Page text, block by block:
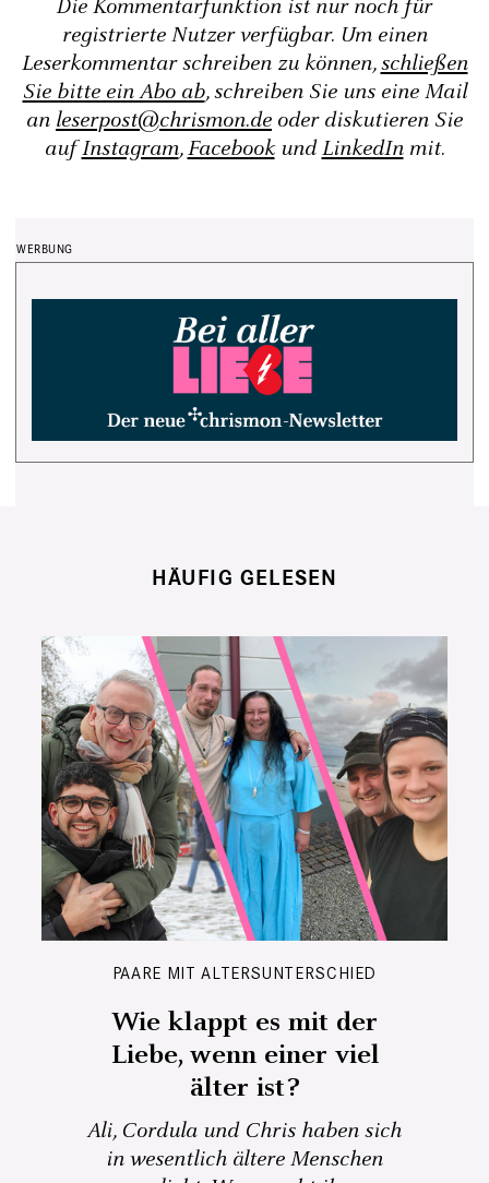
Die Kommentarfunktion ist nur noch für
registrierte Nutzer verfügbar. Um einen
Leserkommentar schreiben zu können,schließen
Sie bitte ein Abo ab, schreiben Sie uns eine Mail
an leserpost@chrismon.de oder diskutieren Sie
aufInstagram,FacebookundLinkedInmit.
HÄUFIG GELESEN
PAARE MIT ALTERSUNTERSCHIED
Wie klappt es mit der
Liebe, wenn einer viel
älter ist?
Ali, Cordula und Chris haben sich
in wesentlich ältere Menschen